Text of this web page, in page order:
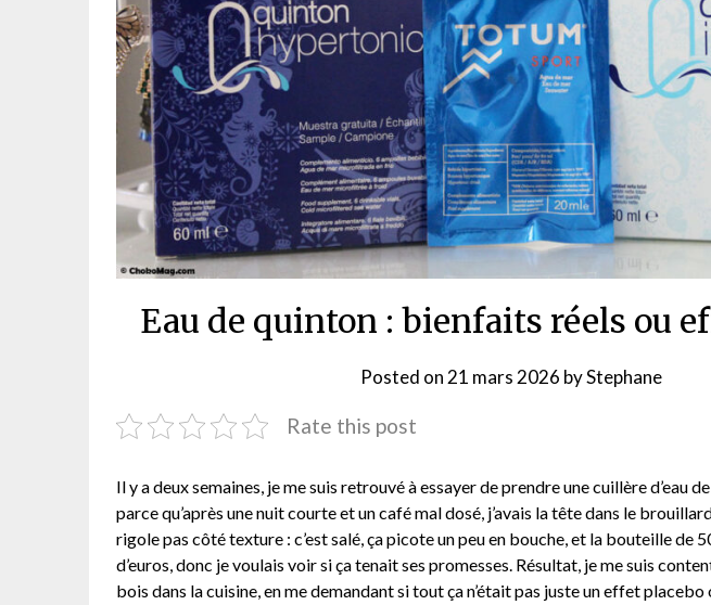
Eau de quinton : bienfaits réels ou
Posted on 21 mars 2026 byStephane
Rate this post
Il y a deux semaines, je me suis retrouvé à essayer de prendre une cuillère d’eau
parce qu’après une nuit courte et un café mal dosé, j’avais la tête dans le
rigole pas côté texture : c’est salé, ça picote un peu en bouche, et la bouteille de
d’euros, donc je voulais voir si ça tenait ses promesses. Résultat, je me suis
bois dans la cuisine, en me demandant si tout ça n’était pas juste un effet